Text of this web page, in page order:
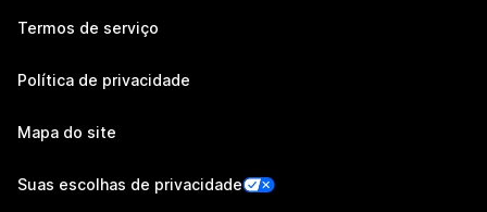
Termos de serviço
Política de privacidade
Mapa do site
Suas escolhas de privacidade